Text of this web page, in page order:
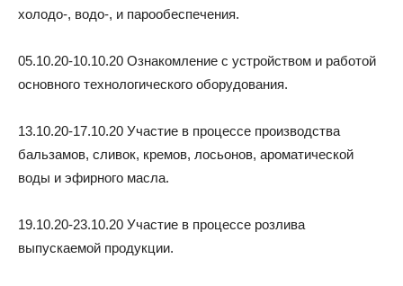
холодо-, водо-, и парообеспечения.
05.10.20-10.10.20 Ознакомление с устройством и работой
основного технологического оборудования.
13.10.20-17.10.20 Участие в процессе производства
бальзамов, сливок, кремов, лосьонов, ароматической
воды и эфирного масла.
19.10.20-23.10.20 Участие в процессе розлива
выпускаемой продукции.